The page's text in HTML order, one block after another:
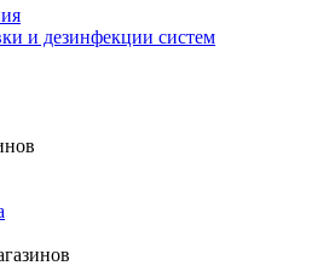
и дезинфекции систем